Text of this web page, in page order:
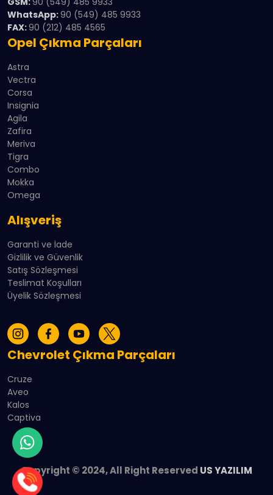
WhatsApp:90 (549) 485 9933
FAX:90 (212) 485 4565
Opel Çıkma Parçaları
Astra
Vectra
Corsa
Insignia
Agila
Zafira
Meriva
Tigra
Combo
Mokka
Omega
Alışveriş
Garanti ve İade
Gizlilik ve Güvenlik
Satış Sözleşmesi
Teslimat Koşulları
Üyelik Sözleşmesi
Chevrolet Çıkma Parçaları
Cruze
Aveo
Kalos
Captiva
Copyright © 2024, All Right Reserved US YAZILIM